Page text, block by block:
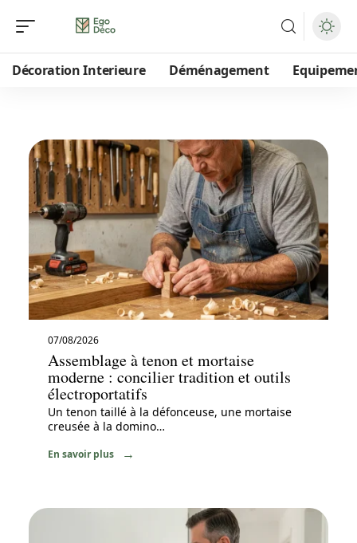
Décoration Interieure Déménagement
07/08/2026
Assemblage à tenon et mortaise
moderne : concilier tradition et outils
électroportatifs
Un tenon taillé à la défonceuse, une mortaise
creusée à la domino…
En savoir plus